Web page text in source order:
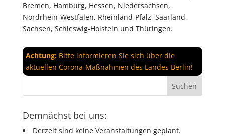
Bremen, Hamburg, Hessen, Niedersachsen,
Nordrhein-Westfalen, Rheinland-Pfalz, Saarland,
Sachsen, Schleswig-Holstein und Thüringen.
Achtung:Bitte informieren Sie sich über die
aktuellen Corona-Maßnahmen des Landes Berlin!
Demnächst bei uns:
Derzeit sind keine Veranstaltungen geplant.